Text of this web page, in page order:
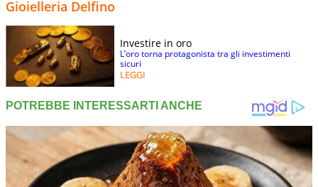
Gioielleria Delfino
Investire in oro
L’oro torna protagonista tra gli investimenti
sicuri
LEGGI